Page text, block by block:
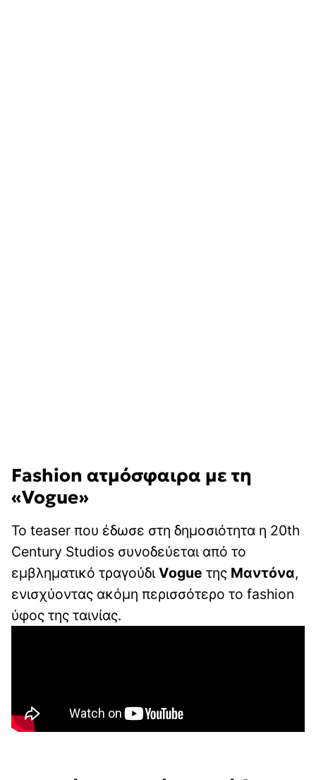
Fashion ατμόσφαιρα με τη
«Vogue»
Το teaser που έδωσε στη δημοσιότητα η 20th
Century Studios συνοδεύεται από το
εμβληματικό τραγούδι Vogue της Μαντόνα,
ενισχύοντας ακόμη περισσότερο το fashion
ύφος της ταινίας.